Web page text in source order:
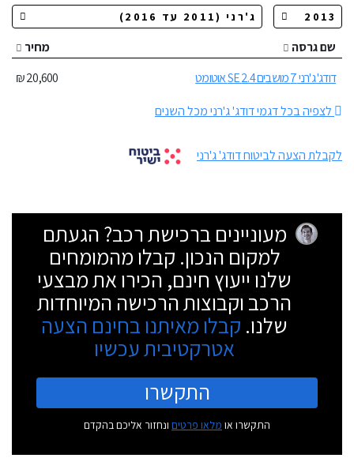
שם גרסה
מחיר
דודג' ג'רני 7 מושבים 2.4 SE אוטומט
20,600 ₪
לצפיה בכל דגמי דודג' ג'רני מכל השנים
לקבלת הצעה לביטוח דודג' ג'רני
מעוניינים ברכישת רכב? הגעתם
למקום הנכון. קבלו מהמומחים
שלנו ייעוץ חינם, הכירו את מבצעי
הרכב וקבוצות הרכישה המיוחדות
שלנו. קבלו מאיתנו בחינם הצעה
אטרקטיבית עכשיו
התקשרו
התקשרו או מלאו פרטים ונחזור אליכם בהקדם